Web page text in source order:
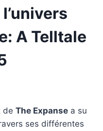
A Telltale
de The Expanse a su
ses différentes